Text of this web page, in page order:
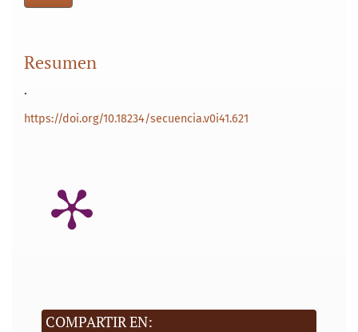
COMPARTIR EN:
Resumen
.
https://doi.org/10.18234/secuencia.v0i41.621